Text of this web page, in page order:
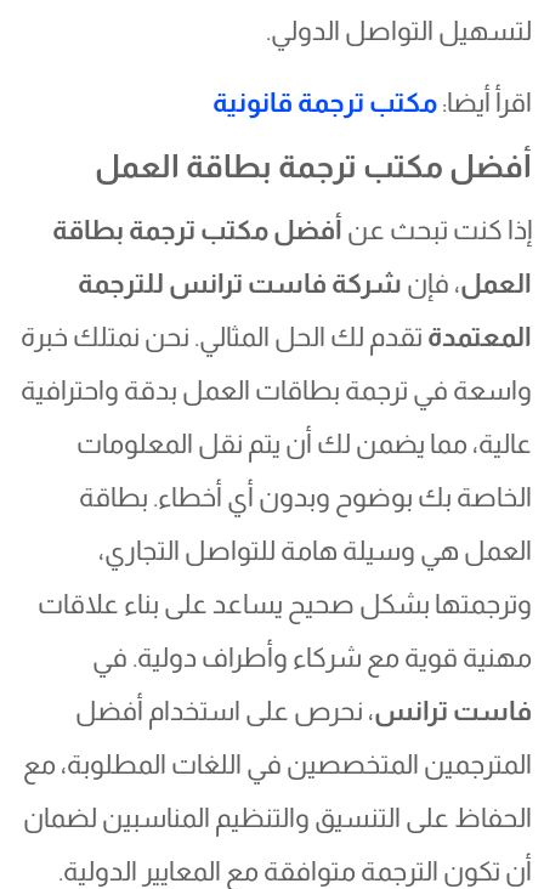
لتسهيل التواصل الدولي.
اقرأ أيضا:مكتب ترجمة قانونية
أفضل مكتب ترجمة بطاقة العمل
إذا كنت تبحث عنأفضل مكتب ترجمة بطاقة
العمل ، فإنشركة فاست ترانس للترجمة
المعتمدةتقدم لك الحل المثالي. نحن نمتلك خبرة
واسعة في ترجمة بطاقات العمل بدقة واحترافية
عالية، مما يضمن لك أن يتم نقل المعلومات
الخاصة بك بوضوح وبدون أي أخطاء. بطاقة
العمل هي وسيلة هامة للتواصل التجاري،
وترجمتها بشكل صحيح يساعد على بناء علاقات
مهنية قوية مع شركاء وأطراف دولية. في
فاست ترانس ، نحرص على استخدام أفضل
المترجمين المتخصصين في اللغات المطلوبة، مع
الحفاظ على التنسيق والتنظيم المناسبين لضمان
أن تكون الترجمة متوافقة مع المعايير الدولية.